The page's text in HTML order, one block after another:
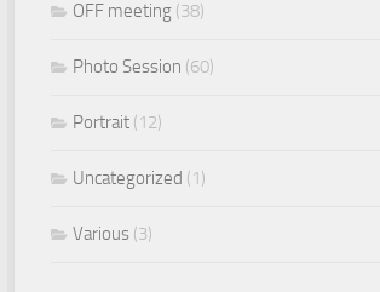
OFF meeting (38)
Photo Session (60)
Portrait (12)
Uncategorized (1)
Various (3)